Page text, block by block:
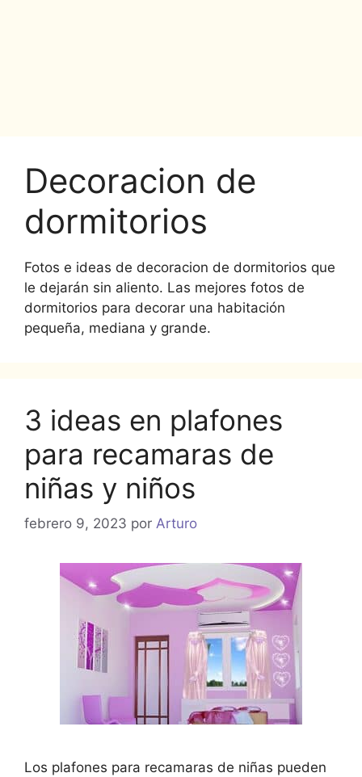
Decoracion de
dormitorios
Fotos e ideas de decoracion de dormitorios que
le dejarán sin aliento. Las mejores fotos de
dormitorios para decorar una habitación
pequeña, mediana y grande.
3 ideas en plafones
para recamaras de
niñas y niños
febrero 9, 2023 por Arturo
Los plafones para recamaras de niñas pueden